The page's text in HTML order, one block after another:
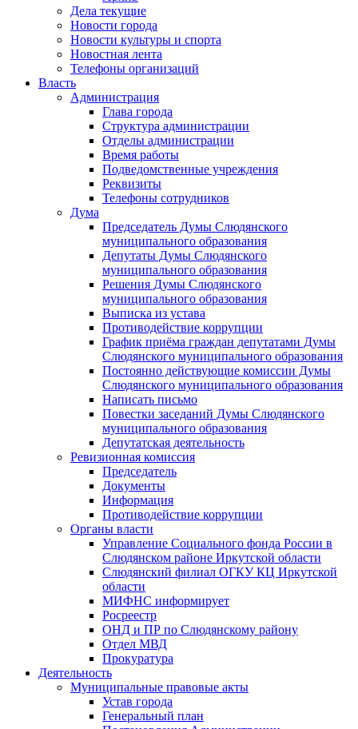
Дела текущие
Новости города
Новости культуры и спорта
Новостная лента
Телефоны организаций
Власть
Администрация
Глава города
Структура администрации
Отделы администрации
Время работы
Подведомственные учреждения
Реквизиты
Телефоны сотрудников
Дума
Председатель Думы Слюдянского
муниципального образования
Депутаты Думы Слюдянского
муниципального образования
Решения Думы Слюдянского
муниципального образования
Выписка из устава
Противодействие коррупции
График приёма граждан депутатами Думы
Слюдянского муниципального образования
Постоянно действующие комиссии Думы
Слюдянского муниципального образования
Написать письмо
Повестки заседаний Думы Слюдянского
муниципального образования
Депутатская деятельность
Ревизионная комиссия
Председатель
Документы
Информация
Противодействие коррупции
Органы власти
Управление Социального фонда России в
Слюдянском районе Иркутской области
Слюдянский филиал ОГКУ КЦ Иркутской
области
МИФНС информирует
Росреестр
ОНД и ПР по Слюдянскому району
Отдел МВД
Прокуратура
Деятельность
Муниципальные правовые акты
Устав города
Генеральный план